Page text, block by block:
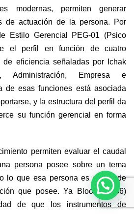
modernas, permiten generar
de actuación de la persona. Por
Estilo Gerencial PEG-01 (Psico
el perfil en función de cuatro
de eficiencia señaladas por Ichak
Administración, Empresa e
de esas funciones está asociada
y la estructura del perfil da
su función gerencial en forma
permiten evaluar el caudal
persona posee sobre un tema
lo que esa persona es capaz de
que posee. Ya Bloom (1956)
de que los instrumentos de